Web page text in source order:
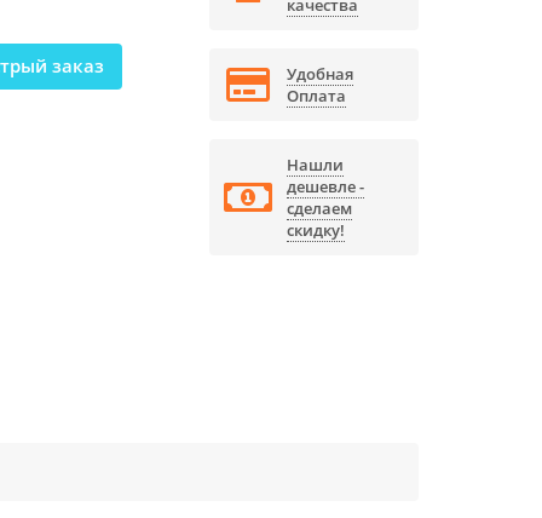
заказ
качества
Удобная
Оплата
Нашли
дешевле -
сделаем
скидку!